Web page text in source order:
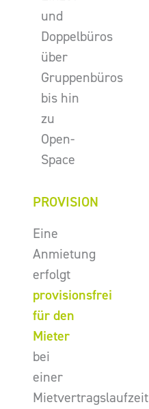
und
Doppelbüros
über
Gruppenbüros
bis hin
zu
Open-
Space
PROVISION
Eine
Anmietung
erfolgt
provisionsfrei
für den
Mieter
bei
einer
Mietvertragslaufzeit